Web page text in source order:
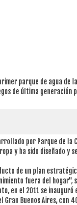
parque de agua
de última generación
por Parque de la
y ha sido diseñado
de un plan
fuera del hogar",
en el 2011 se
Gran Buenos Aires, con